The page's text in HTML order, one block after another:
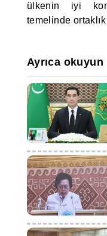
ülkenin iyi
temelinde
Ayrıca okuyun